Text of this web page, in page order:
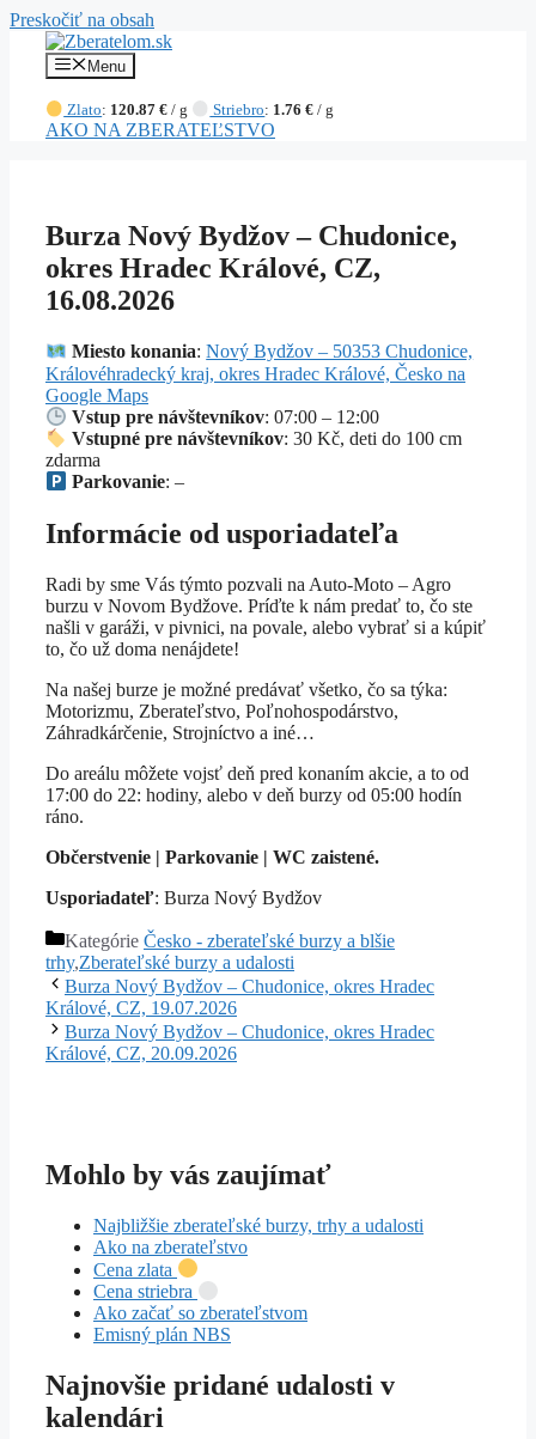
Preskočiť na obsah
Menu
Zlato: 120.87 € / g Striebro: 1.76 € / g
AKO NA ZBERATEĽSTVO
Burza Nový Bydžov – Chudonice,
okres Hradec Králové, CZ,
16.08.2026
Miesto konania:Nový Bydžov – 50353 Chudonice,
Královéhradecký kraj, okres Hradec Králové, Česko na
Google Maps
Vstup pre návštevníkov: 07:00 – 12:00
Vstupné pre návštevníkov: 30 Kč, deti do 100 cm
zdarma
Parkovanie: –
Informácie od usporiadateľa
Radi by sme Vás týmto pozvali na Auto-Moto – Agro
burzu v Novom Bydžove. Príďte k nám predať to, čo ste
našli v garáži, v pivnici, na povale, alebo vybrať si a kúpiť
to, čo už doma nenájdete!
Na našej burze je možné predávať všetko, čo sa týka:
Motorizmu, Zberateľstvo, Poľnohospodárstvo,
Záhradkárčenie, Strojníctvo a iné…
Do areálu môžete vojsť deň pred konaním akcie, a to od
17:00 do 22: hodiny, alebo v deň burzy od 05:00 hodín
ráno.
Občerstvenie | Parkovanie | WC zaistené.
Usporiadateľ: Burza Nový Bydžov
Kategórie Česko - zberateľské burzy a blšie
trhy,Zberateľské burzy a udalosti
Burza Nový Bydžov – Chudonice, okres Hradec
Králové, CZ, 19.07.2026
Burza Nový Bydžov – Chudonice, okres Hradec
Králové, CZ, 20.09.2026
Mohlo by vás zaujímať
Najbližšie zberateľské burzy, trhy a udalosti
Ako na zberateľstvo
Cena zlata
Cena striebra
Ako začať so zberateľstvom
Emisný plán NBS
Najnovšie pridané udalosti v
kalendári